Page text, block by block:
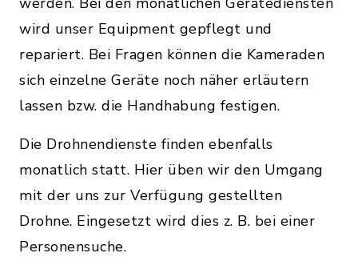
wird unser Equipment gepflegt und
repariert. Bei Fragen können die Kameraden
sich einzelne Geräte noch näher erläutern
lassen bzw. die Handhabung festigen.
Die Drohnendienste finden ebenfalls
monatlich statt. Hier üben wir den Umgang
mit der uns zur Verfügung gestellten
Drohne. Eingesetzt wird dies z. B. bei einer
Personensuche.